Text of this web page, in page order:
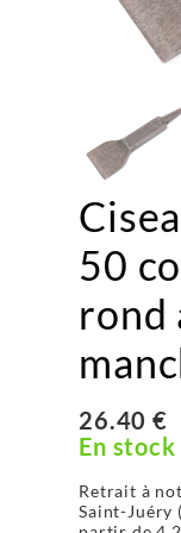
50
rond
26.40 €
En stock
Retrait à
Saint-Juéry